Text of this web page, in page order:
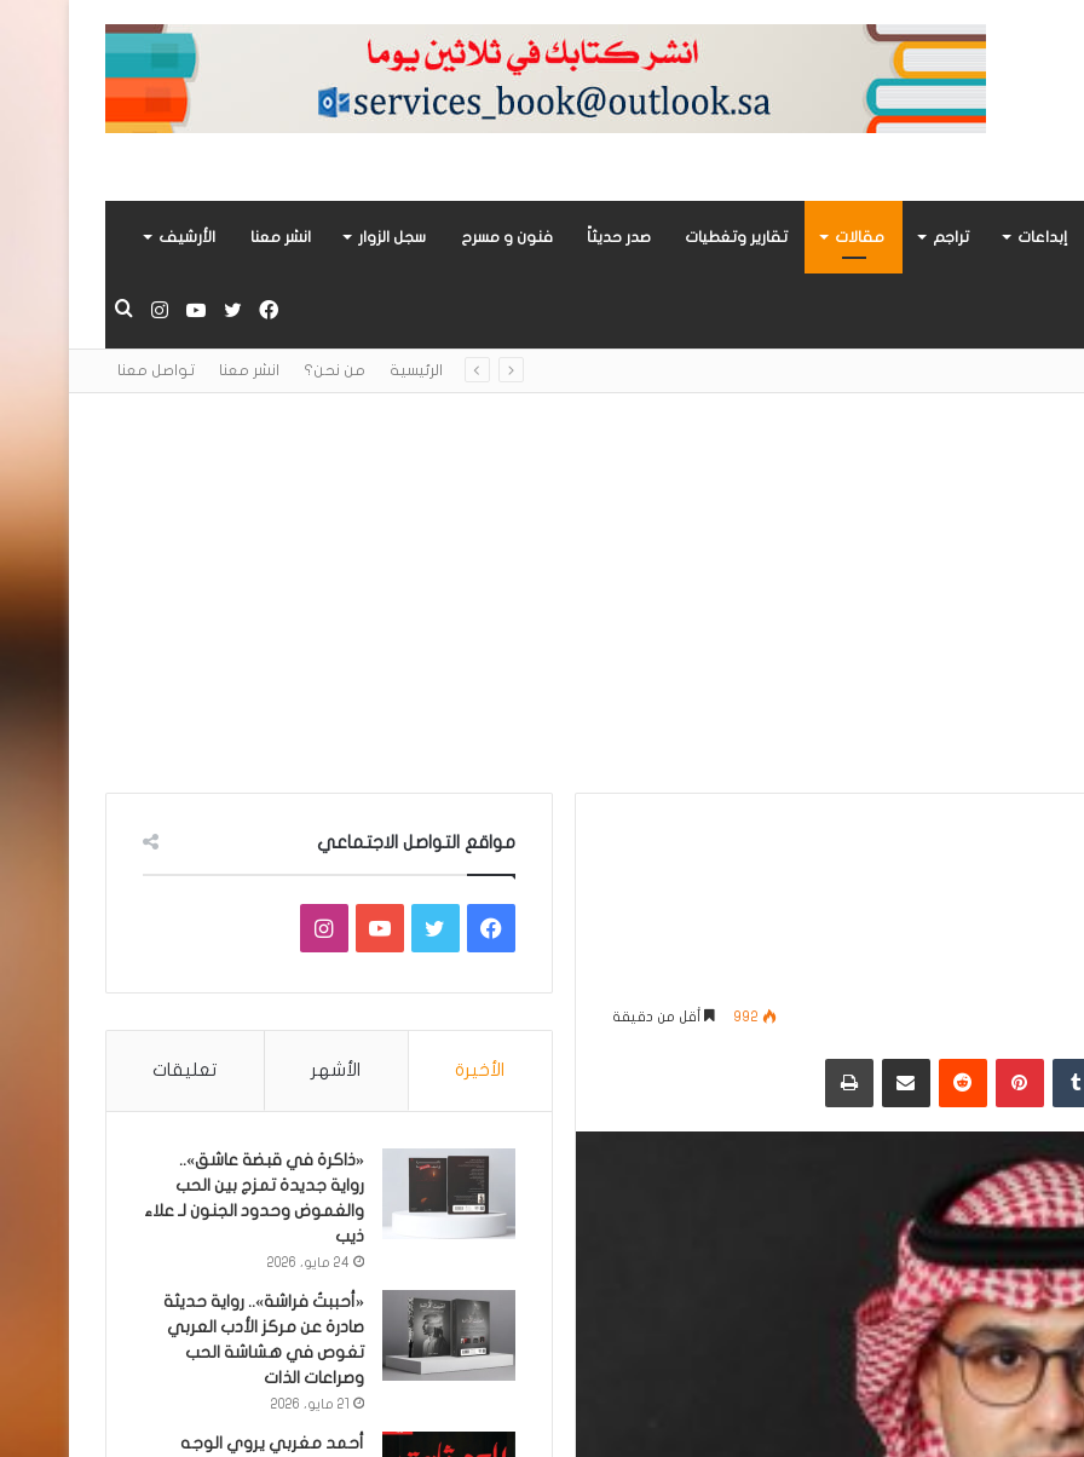
إبداعات تراجم مقالات تقارير وتغطيات صدر حديثاً فنون و مسرح سجل الزوار انشر معنا الأرشيف
بحث
انستقراميوتيوبتويتر
فيسبوك
الرئيسية من نحن؟ انشر معنا تواصل معنا
992 أقل من دقيقة
‏Tumblr بينتيريست
‏Reddit مشاركة عبر البريد طباعة
مواقع التواصل الاجتماعي
فيسبوكتويتر يوتيوبانستقرام
الأخيرة الأشهر تعليقات
«ذاكرة في قبضة عاشق»..
رواية جديدة تمزج بين الحب
والغموض وحدود الجنون لـ علاء
ذيب
24 مايو، 2026
«أحببتُ فراشة».. رواية حديثة
صادرة عن مركز الأدب العربي
تغوص في هشاشة الحب
وصراعات الذات
21 مايو، 2026
أحمد مغربي يروي الوجه